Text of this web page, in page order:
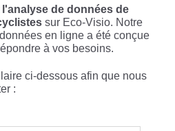
l'analyse de données de
sur Eco-Visio. Notre
en ligne a été conçue
à vos besoins.
ci-dessous afin que nous
: